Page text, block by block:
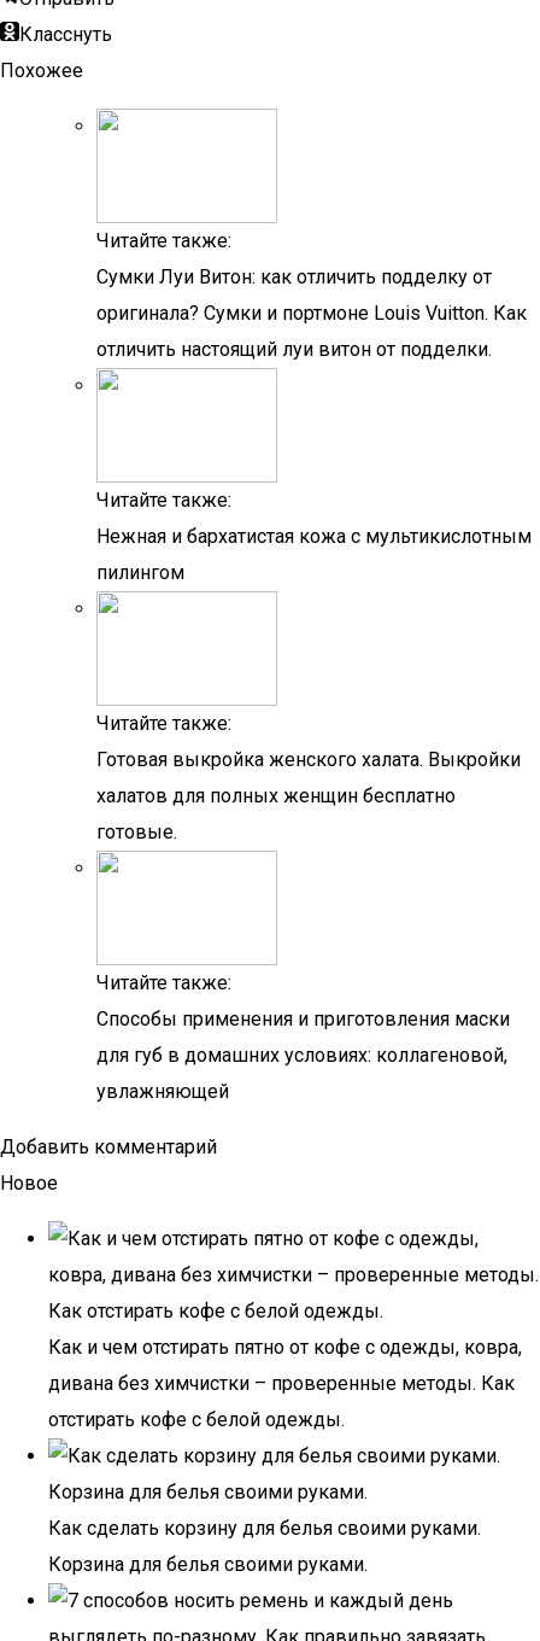
Класснуть
Похожее
Читайте также:
Сумки Луи Витон: как отличить подделку от
оригинала? Сумки и портмоне Louis Vuitton. Как
отличить настоящий луи витон от подделки.
Читайте также:
Нежная и бархатистая кожа с мультикислотным
пилингом
Читайте также:
Готовая выкройка женского халата. Выкройки
халатов для полных женщин бесплатно
готовые.
Читайте также:
Способы применения и приготовления маски
для губ в домашних условиях: коллагеновой,
увлажняющей
Добавить комментарий
Новое
Как и чем отстирать пятно от кофе с одежды, ковра,
дивана без химчистки – проверенные методы. Как
отстирать кофе с белой одежды.
Как сделать корзину для белья своими руками.
Корзина для белья своими руками.